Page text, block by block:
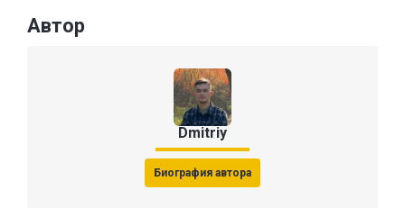
Автор
Dmitriy
Биография автора